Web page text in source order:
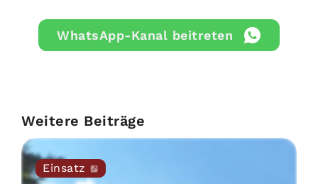
WhatsApp-Kanal beitreten
Weitere Beiträge
Einsatz